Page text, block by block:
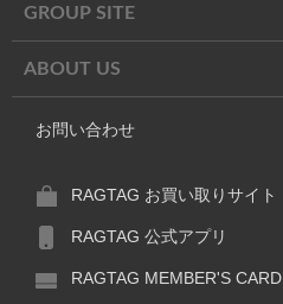
GROUP SITE
ABOUT US
お問い合わせ
RAGTAG お買い取りサイト
RAGTAG 公式アプリ
RAGTAG MEMBER'S CARD